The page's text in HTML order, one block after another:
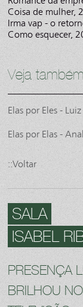
Coisa de mulher,
Irma vap - o
Como esquecer,
Veja
Elas por Eles -
Elas por Elas -
::Voltar
SALA
ISABEL
PRESENÇA
BRILHOU